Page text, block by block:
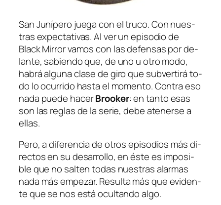
San Junípero jue­ga con el tru­co. Con nues­
tras ex­pec­ta­ti­vas. Al ver un epi­so­dio de
Black Mirrorva­mos con las de­fen­sas por de­
lan­te, sa­bien­do que, de uno u otro mo­do,
ha­brá al­gu­na cla­se de gi­ro que sub­ver­ti­rá to­
do lo ocu­rri­do has­ta el mo­men­to. Contra eso
na­da pue­de ha­cerBrooker: en tan­to esas
son las re­glas de la se­rie, de­be ate­ner­se a
ellas.
Pero, a di­fe­ren­cia de otros epi­so­dios más di­
rec­tos en su de­sa­rro­llo, en és­te es im­po­si­
ble que no sal­ten to­das nues­tras alar­mas
na­da más em­pe­zar. Resulta más que evi­den­
te que se nos es­tá ocul­tan­doal­go.